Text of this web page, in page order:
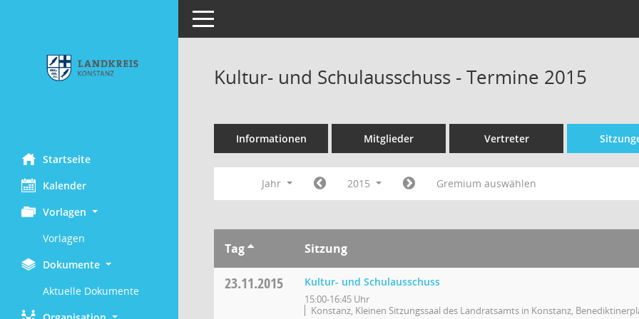
Startseite
Kalender
Vorlagen
Vorlagen
Dokumente
Aktuelle Dokumente
Toggle navigation
Kultur- und Schulausschuss - Termine 2015
Informationen Mitglieder Vertreter
Jahr 2015 Gremium auswählen
Tag Sitzung
23.11.2015 Kultur- und Schulausschuss
15:00-16:45 Uhr
Konstanz, Kleinen Sitzungssaal des Landratsamts in Konstanz,